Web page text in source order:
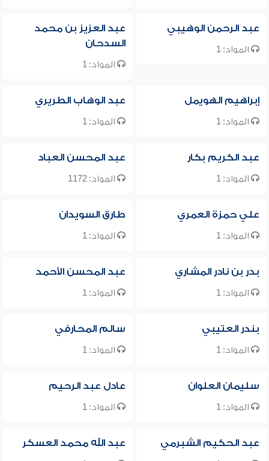
عبد الرحمن الوهيبي
المواد: 1
عبد العزيز بن محمد
السدحان
المواد: 1
إبراهيم الهويمل
المواد: 1
عبد الوهاب الطريري
المواد: 1
عبد الكريم بكار
المواد: 1
عبد المحسن العباد
المواد: 1172
علي حمزة العمري
المواد: 1
طارق السويدان
المواد: 1
بدر بن نادر المشاري
المواد: 1
عبد المحسن الأحمد
المواد: 1
بندر العتيبي
المواد: 1
سالم المحارفي
المواد: 1
سليمان العلوان
المواد: 1
عادل عبد الرحيم
المواد: 1
عبد الحكيم الشبرمي عبد الله محمد العسكر